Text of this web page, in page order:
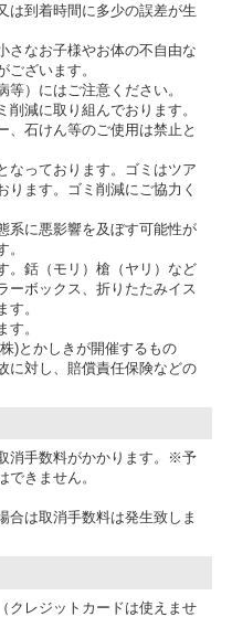
は到着時間に多少の誤差が生
さなお子様やお体の不自由な
ざいます。
等）にはご注意ください。
削減に取り組んでおります。
、石けん等のご使用は禁止と
なっております。ゴミはツア
ります。ゴミ削減にご協力く
系に悪影響を及ぼす可能性が
。銛（モリ）槍（ヤリ）など
ーボックス、折りたたみイス
。
す。
)とかしきが開催するもの
に対し、賠償責任保険などの
消手数料がかかります。※予
きません。
合は取消手数料は発生致しま
クレジットカードは使えませ